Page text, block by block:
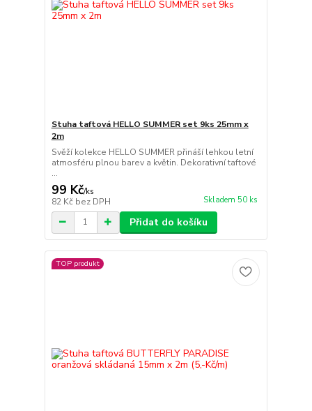
Stuha taftová HELLO SUMMER set 9ks 25mm x
2m
Svěží kolekce HELLO SUMMER přináší lehkou letní
atmosféru plnou barev a květin. Dekorativní taftové
...
99 Kč/ks
82 Kč bez DPH Skladem 50 ks
Přidat do košíku
TOP produkt